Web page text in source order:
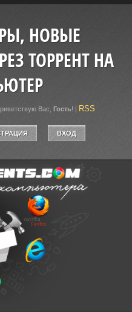
НОВЫЕ
ТОРРЕНТ НА
Вас Гость! | RSS
ВХОД